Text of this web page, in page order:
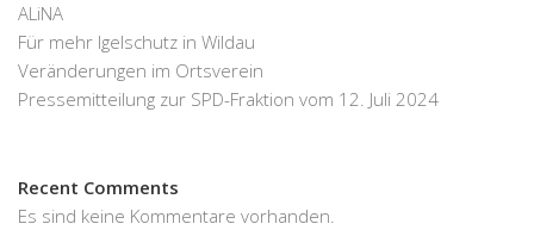
ALiNA
Für mehr Igelschutz in Wildau
Veränderungen im Ortsverein
Pressemitteilung zur SPD-Fraktion vom 12. Juli 2024
Recent Comments
Es sind keine Kommentare vorhanden.